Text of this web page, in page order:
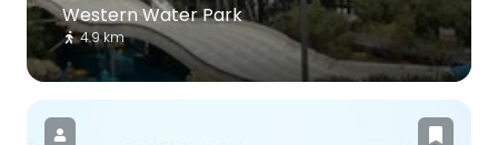
Western Water Park
4.9 km